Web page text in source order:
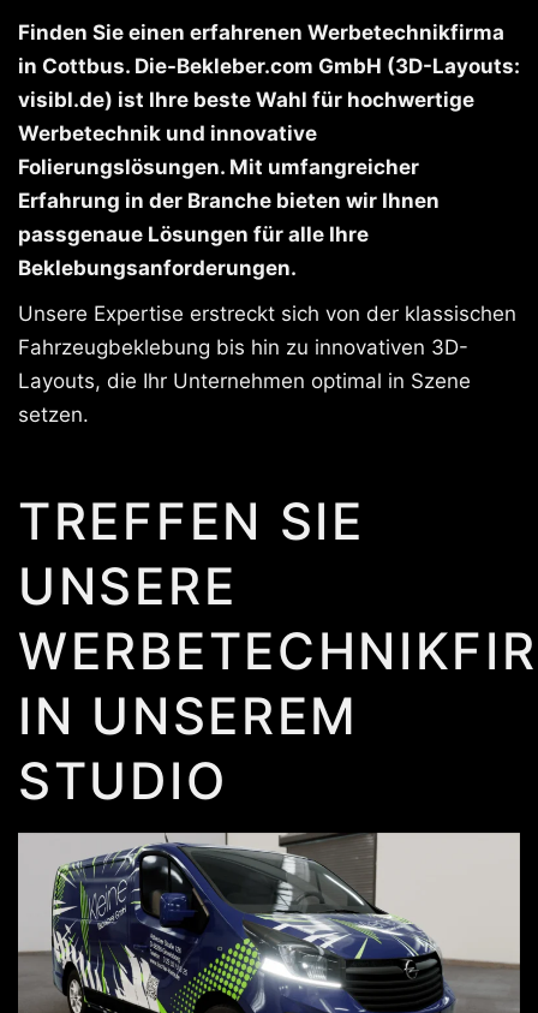
Finden Sie einen erfahrenen Werbetechnikfirma
in Cottbus. Die-Bekleber.com GmbH (3D-Layouts:
visibl.de) ist Ihre beste Wahl für hochwertige
Werbetechnik und innovative
Folierungslösungen. Mit umfangreicher
Erfahrung in der Branche bieten wir Ihnen
passgenaue Lösungen für alle Ihre
Beklebungsanforderungen.
Unsere Expertise erstreckt sich von der klassischen
Fahrzeugbeklebung bis hin zu innovativen 3D-
Layouts, die Ihr Unternehmen optimal in Szene
setzen.
TREFFEN SIE
UNSERE
IN UNSEREM
STUDIO